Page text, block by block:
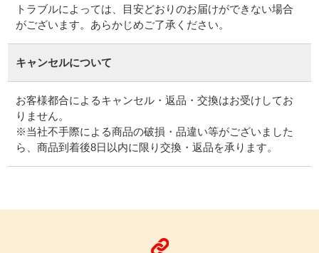
トラブルによっては、目安どおりのお届けができない場合
がございます。あらかじめご了承ください。
キャンセルについて
お客様都合によるキャンセル・返品・交換はお受けしてお
りません。
※当社不手際による商品の破損・品違い等がございました
ら、商品到着後8日以内に限り交換・返品を承ります。